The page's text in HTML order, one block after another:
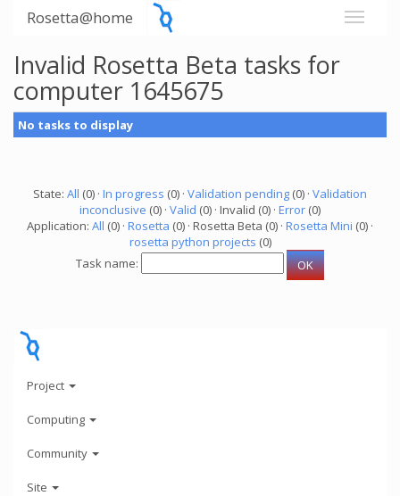
Rosetta@home
Invalid Rosetta Beta tasks for
computer 1645675
No tasks to display
State: All (0) · In progress (0) · Validation pending (0) · Validation
inconclusive (0) · Valid (0) · Invalid (0) · Error (0)
Application: All (0) · Rosetta (0) · Rosetta Beta (0) · Rosetta Mini (0) ·
rosetta python projects (0)
Task name:
Project
Computing
Community
Site